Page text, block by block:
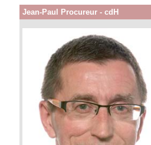
Jean-Paul Procureur - cdH